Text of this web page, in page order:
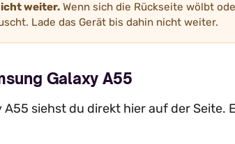
weiter. Wenn sich die Rückseite wölbt
Lade das Gerät bis dahin nicht weiter.
Galaxy A55
siehst du direkt hier auf der Seite.